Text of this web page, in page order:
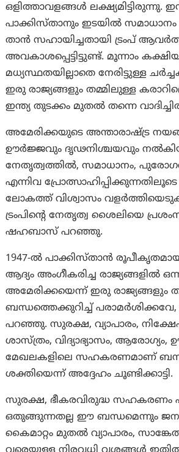
ഒളിത്താവളങ്ങൾ ലക്ഷ്യമിട്ടിരുന്നു.
പാക്കിസ്താനും ഇടയിൽ സമാധാനം
താൻ സഹായിച്ചതായി ട്രംപ്
അവകാശപ്പെട്ടിട്ടുണ്ട്. മൂന്നാം
മധ്യസ്ഥതയില്ലാതെ നേരിട്ടുള്ള
ഇരു രാജ്യങ്ങളും തമ്മിലുള്ള
ഇന്ത്യ തുടക്കം മുതൽ തന്നെ
അമേരിക്കയുടെ അന്താരാഷ്ട്ര
ഊർജ്ജവും ദൃഢനിശ്ചയവും
നേതൃത്വത്തിൽ, സമാധാനം,
എന്നിവ
ലോകത്ത് വിശ്വാസം
ട്രംപിന്റെ നേതൃത്വ ശൈലിയെ
ഷഹബാസ് പറഞ്ഞു.
1947-ൽ പാക്കിസ്താന്‍
ആദ്യം അംഗീകരിച്ച രാജ്യങ്ങളിൽ
അമേരിക്കയെന്ന് ഇരു രാജ്യങ്ങളും
ബന്ധത്തെക്കുറിച്ച്
പറഞ്ഞു. സുരക്ഷ, വ്യാപാരം,
ശാസ്ത്രം, വിദ്യാഭ്യാസം,
മേഖലകളിലെ സഹകരണമാണ്
ശക്തിയെന്ന് അദ്ദേഹം ചൂണ്ടിക്കാട്ടി.
സുരക്ഷ, ഭീകരവിരുദ്ധ സഹകരണം
ഒതുങ്ങുന്നതല്ല ഈ ബന്ധമെന്നും
കൈമാറ്റം മുതൽ വ്യാപാരം,